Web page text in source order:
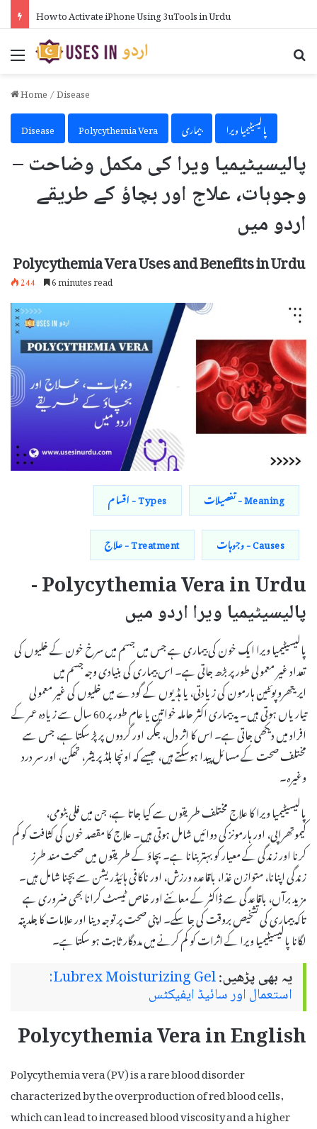
How to Activate iPhone Using 3uTools in Urdu
Menu
Home/Disease
Disease
Polycythemia Vera بیماری پالیسیٹیمیا ویرا
پالیسیٹیمیا ویرا کی مکمل وضاحت –
وجوہات، علاج اور بچاؤ کے طریقے
اردو میں
Polycythemia Vera Uses and Benefits in Urdu
244 6 minutes read
Meaning - تفصیلات
Types - اقسام
Causes - وجوہات
Treatment - علاج
Polycythemia Vera in Urdu -
پالیسیٹیمیا ویرا اردو میں
پالیسیٹیمیا ویرا ایک خون کی بیماری ہے جس میں جسم میں سرخ خون کے خلیوں کی
تعداد غیر معمولی طور پر بڑھ جاتی ہے۔ اس بیماری کی بنیادی وجہ جسم میں
ایریتھروپوئٹین ہارمون کی زیادتی، یا ہڈیوں کے گودے میں خلیوں کی غیر معمولی
تیاریاں ہوتی ہیں۔ یہ بیماری اکثر حاملہ خواتین یا عام طور پر 60 سال سے زیادہ عمر کے
افراد میں دیکھی جاتی ہے۔ اس کا اثر دل، جگر، اور گردوں پر پڑ سکتا ہے، جس سے
مختلف صحت کے مسائل پیدا ہوسکتے ہیں، جیسے کہ اونچا بلڈ پریشر، تھکن، اور سر درد
وغیرہ۔
پالیسیٹیمیا ویرا کا علاج مختلف طریقوں سے کیا جاتا ہے، جن میں فلی بٹومی،
کیموتھراپی، اور ہارمونز کی دوائیں شامل ہوتی ہیں۔ علاج کا مقصد خون کی کثافت کو کم
کرنا اور زندگی کے معیار کو بہتر بنانا ہے۔ بچاؤ کے طریقوں میں صحت مند طرز
زندگی اپنانا، متوازن غذا، باقاعدہ ورزش، اور ناکافی ہائیڈریشن سے بچنا شامل ہیں۔
مزید برآں، باقاعدگی سے ڈاکٹر کے معائنے اور خاص ٹیسٹ کرانا بھی ضروری ہے
تاکہ بیماری کی تشخیص بروقت کی جا سکے۔ اپنی صحت پر توجہ دینا اور علامات کا جلد پتہ
لگانا پالیسیٹیمیا ویرا کے اثرات کو کم کرنے میں مددگار ثابت ہو سکتا ہے۔
یہ بھی پڑھیں: Lubrex Moisturizing Gel:
استعمال اور سائیڈ ایفیکٹس
Polycythemia Vera in English
Polycythemia vera (PV) is a rare blood disorder
characterized by the overproduction of red blood cells,
which can lead to increased blood viscosity and a higher